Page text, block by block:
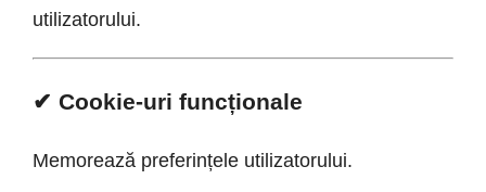
utilizatorului.
✔ Cookie-uri funcționale
Memorează preferințele utilizatorului.